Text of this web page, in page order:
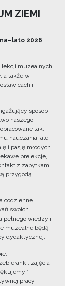
ZIEMI
2026
lekcji muzealnych
a także w
i
sposób
naszego
tak,
nauczania, ale
i pasję młodych
prelekcje,
z zabytkami
przygodą i
codzienne
swoich
pełnego wiedzy i
muzealne będą
dydaktycznej.
zajęcia
pracy.